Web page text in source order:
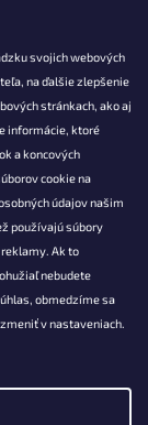
svojich webových
na ďalšie zlepšenie
stránkach, ako aj
informácie, ktoré
a koncových
cookie na
údajov našim
používajú súbory
Ak to
nebudete
obmedzíme sa
v nastaveniach.